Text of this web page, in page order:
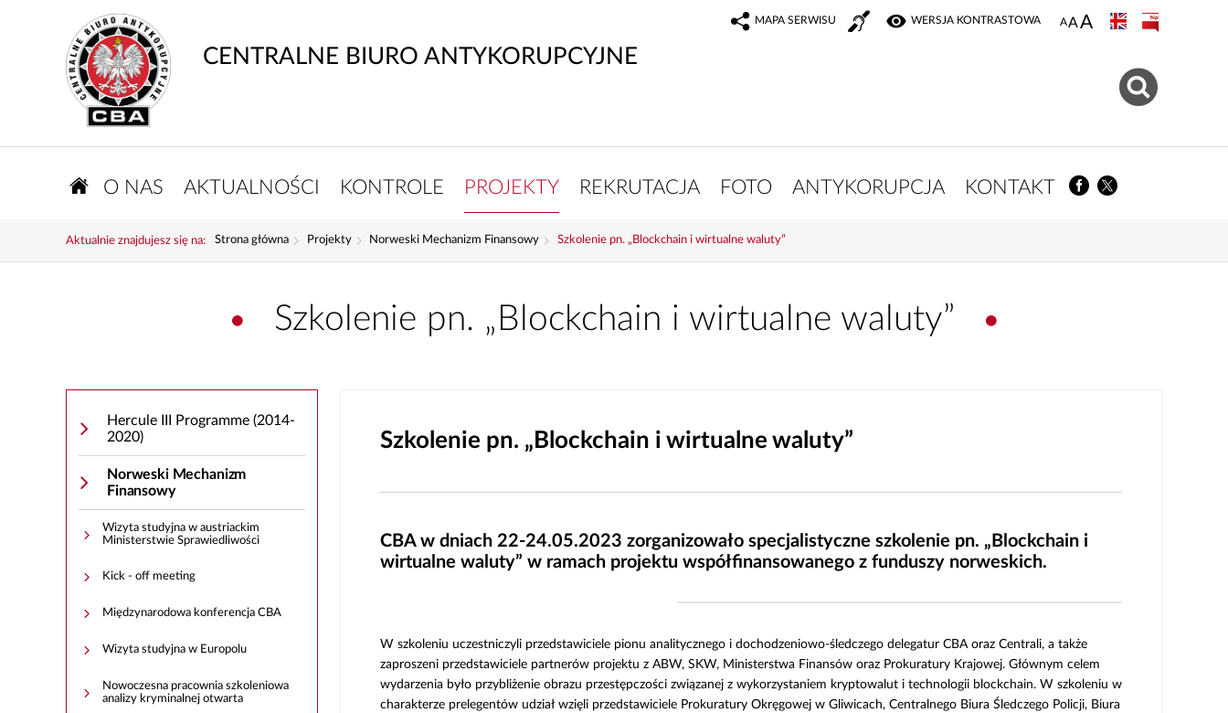
CENTRALNE BIURO ANTYKORUPCYJNE
MAPA SERWISU WERSJA KONTRASTOWA
O NAS AKTUALNOŚCI KONTROLE PROJEKTY REKRUTACJA FOTO ANTYKORUPCJA KONTAKT
Aktualnie znajdujesz się na: Strona główna Projekty Norweski Mechanizm Finansowy Szkolenie pn. „Blockchain i wirtualne waluty”
Szkolenie pn. „Blockchain i wirtualne waluty”
Hercule III Programme (2014-
2020)
Norweski Mechanizm
Finansowy
Wizyta studyjna w austriackim
Ministerstwie Sprawiedliwości
Kick - off meeting
Międzynarodowa konferencja CBA
Wizyta studyjna w Europolu
Nowoczesna pracownia szkoleniowa
analizy kryminalnej otwarta
Szkolenie pn. „Blockchain i wirtualne waluty”
CBA w dniach 22-24.05.2023 zorganizowało specjalistyczne szkolenie pn. „Blockchain i
wirtualne waluty” w ramach projektu współfinansowanego z funduszy norweskich.
W szkoleniu uczestniczyli przedstawiciele pionu analitycznego i dochodzeniowo-śledczego delegatur CBA oraz Centrali, a także
zaproszeni przedstawiciele partnerów projektu z ABW, SKW, Ministerstwa Finansów oraz Prokuratury Krajowej. Głównym celem
wydarzenia było przybliżenie obrazu przestępczości związanej z wykorzystaniem kryptowalut i technologii blockchain. W szkoleniu w
charakterze prelegentów udział wzięli przedstawiciele Prokuratury Okręgowej w Gliwicach, Centralnego Biura Śledczego Policji, Biura